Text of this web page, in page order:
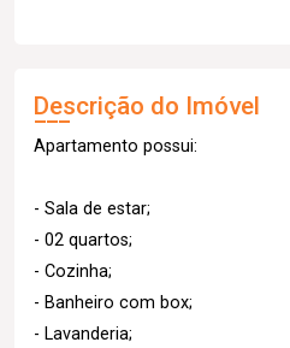
Descrição do Imóvel
Apartamento possui:
- Sala de estar;
- 02 quartos;
- Cozinha;
- Banheiro com box;
- Lavanderia;